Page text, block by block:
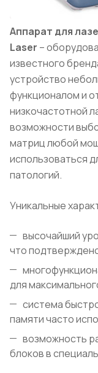
Аппарат для
Laser –
известного
устройство
функционалом и
низкочастотной
возможности
матриц любой
использоваться
патологий.
Уникальные
высочайший
что
для
система
памяти часто
возможность
блоков в